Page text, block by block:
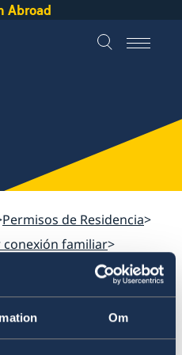
Om
Abroad
Permisos de Residencia
conexión familiar